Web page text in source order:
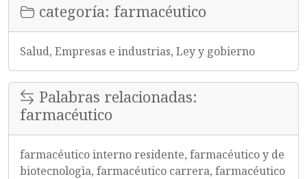
categoría: farmacéutico
Salud, Empresas e industrias, Ley y gobierno
Palabras relacionadas:
farmacéutico
farmacéutico interno residente, farmacéutico y de
biotecnologìa, farmacéutico carrera, farmacéutico